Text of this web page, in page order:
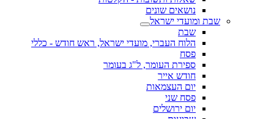
נושאים שונים
שבת ומועדי ישראל
שבת
הלוח העברי, מועדי ישראל, ראש חודש - כללי
פסח
ספירת העומר, ל"ג בעומר
חודש אייר
יום העצמאות
פסח שני
יום ירושלים